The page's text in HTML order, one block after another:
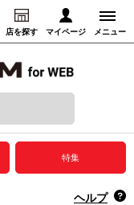
店を探す マイページ メニュー
録音からさがす
特集
ヘルプ